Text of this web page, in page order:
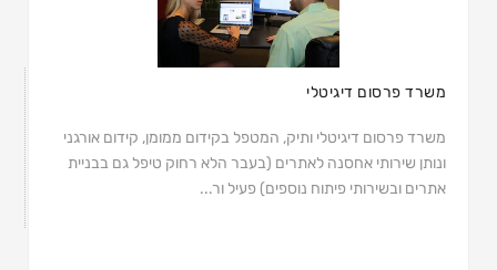
משרד פרסום דיגיטלי
משרד פרסום דיגיטלי ותיק, המטפל בקידום ממומן, קידום אורגני
ונותן שירותי אחסנה לאתרים (בעבר הלא רחוק טיפל גם בבניית
אתרים ובשירותי פיתוח נוספים) פעיל ור...